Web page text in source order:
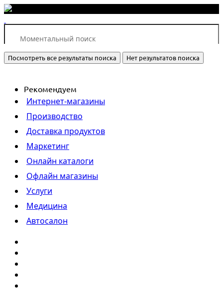
Посмотреть все результаты поиска Нет результатов поиска
Рекомендуем
Интернет-магазины
Производство
Доставка продуктов
Маркетинг
Онлайн каталоги
Офлайн магазины
Услуги
Медицина
Автосалон